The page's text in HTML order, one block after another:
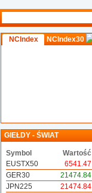
NCIndex NCIndex30
GIEŁDY - ŚWIAT
Symbol
Wartość
EUSTX50
6541.47
GER30
21474.84
JPN225
21474.84